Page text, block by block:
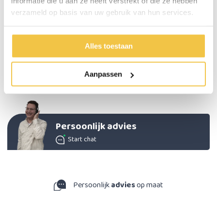
verzameld op basis van uw gebruik van hun services.
Alles toestaan
Aanpassen
Maximale gebruikersgewicht
110 kg
Materiaal
Aluminium
Hoogte sta-op hulp steunen
66 - 78,5 cm
Persoonlijk advies
Start chat
Persoonlijkadviesop maat